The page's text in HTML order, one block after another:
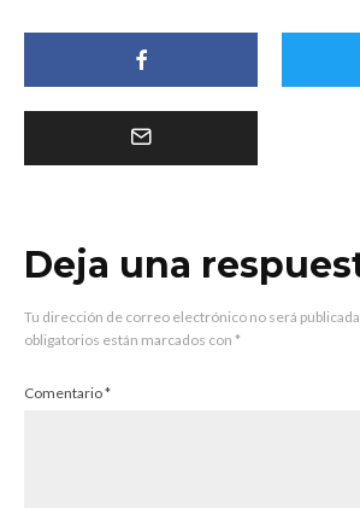
Deja una
Tu dirección de correo electrónico no será
obligatorios están marcados con *
Comentario*